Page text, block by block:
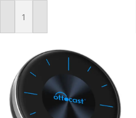
Pievienot Grozam